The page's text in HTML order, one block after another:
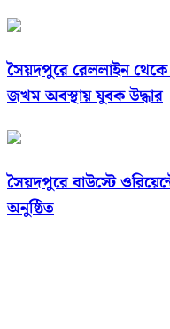
সৈয়দপুরে রেললাইন
জখম অবস্থায় যুবক উদ্ধার
সৈয়দপুরে বাউস্টে
অনুষ্ঠিত